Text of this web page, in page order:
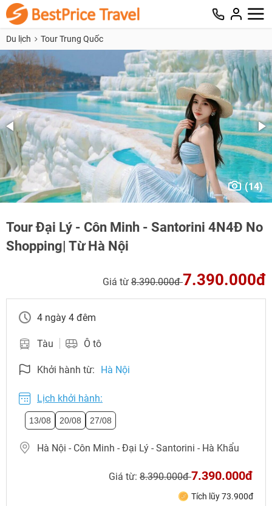
Du lịch Tour Trung Quốc
(14)
Tour Đại Lý - Côn Minh - Santorini 4N4Đ No
Shopping| Từ Hà Nội
Giá từ 8.390.000đ 7.390.000đ
4 ngày 4 đêm
Tàu Ô tô
Khởi hành từ: Hà Nội
Lịch khởi hành:
13/08 20/08 27/08
Hà Nội - Côn Minh - Đại Lý - Santorini - Hà Khẩu
Giá từ: 8.390.000đ 7.390.000đ
Tích lũy 73.900đ